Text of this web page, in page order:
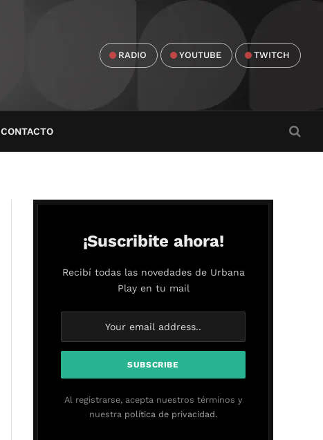
RADIO YOUTUBE TWITCH
CONTACTO
¡Suscribite ahora!
Recibí todas las novedades de Urbana
Play en tu mail
Al registrarse, acepta nuestros términos y
nuestra política de privacidad.